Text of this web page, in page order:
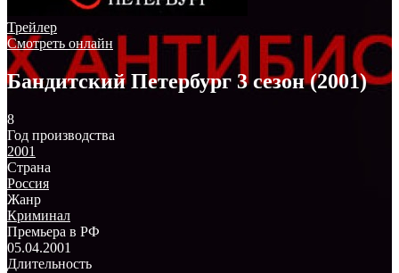
Трейлер
Смотреть онлайн
Бандитский Петербург 3 сезон (2001)
8
Год производства
2001
Страна
Россия
Жанр
Криминал
Премьера в РФ
05.04.2001
Длительность